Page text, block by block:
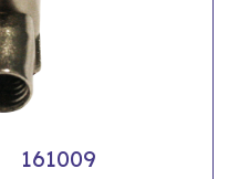
161009